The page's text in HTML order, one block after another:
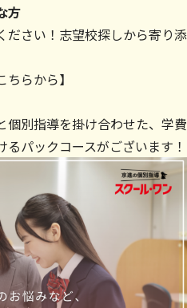
方
ださい！志望校探しから寄り添
ちらから】
個別指導を掛け合わせた、学費
パックコースがございます！